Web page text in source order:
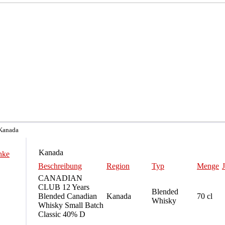
Kanada
Beschreibung
Region Typ Menge
CANADIAN
CLUB 12 Years
Blended Canadian
Whisky Small Batch
Classic 40% D
Kanada
Blended
Whisky
70 cl